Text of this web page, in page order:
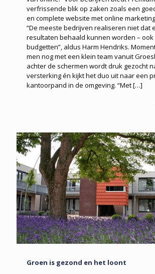
verfrissende blik op zaken zoals een
en complete website met online
“De meeste bedrijven realiseren niet dat
resultaten behaald kunnen worden –
budgetten”, aldus Harm Hendriks.
men nog met een klein team vanuit
achter de schermen wordt druk gezocht
versterking én kijkt het duo uit naar een
kantoorpand in de omgeving. “Met[…]
Groen is gezond en het loont